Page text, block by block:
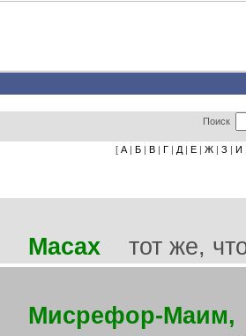
Поиск
[ А | Б | В | Г | Д | Е | Ж | З | И
Масах тот же,
Мисрефор-Маим,